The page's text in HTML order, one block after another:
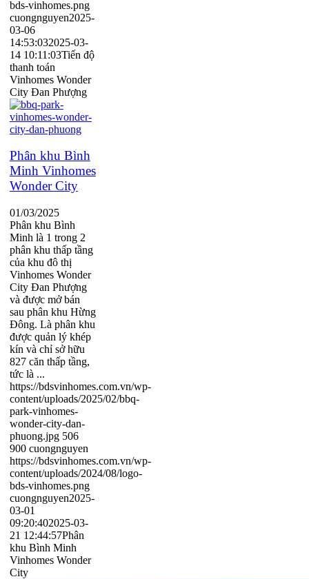
bds-vinhomes.png
cuongnguyen2025-
03-06
14:53:032025-03-
14 10:11:03Tiến độ
thanh toán
Vinhomes Wonder
City Đan Phượng
Phân khu Bình
Minh Vinhomes
Wonder City
01/03/2025
Phân khu Bình
Minh là 1 trong 2
phân khu thấp tầng
của khu đô thị
Vinhomes Wonder
City Đan Phượng
và được mở bán
sau phân khu Hừng
Đông. Là phân khu
được quản lý khép
kín và chỉ sở hữu
827 căn thấp tầng,
tức là ...
https://bdsvinhomes.com.vn/wp-
content/uploads/2025/02/bbq-
park-vinhomes-
wonder-city-dan-
phuong.jpg 506
900 cuongnguyen
https://bdsvinhomes.com.vn/wp-
content/uploads/2024/08/logo-
bds-vinhomes.png
cuongnguyen2025-
03-01
09:20:402025-03-
21 12:44:57Phân
khu Bình Minh
Vinhomes Wonder
City